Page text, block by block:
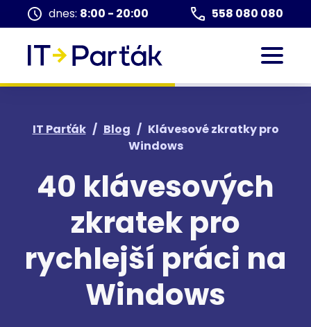
dnes: 8:00 - 20:00 558 080 080
IT Parťák / Blog / Klávesové zkratky pro
Windows
40 klávesových
zkratek pro
rychlejší práci na
Windows